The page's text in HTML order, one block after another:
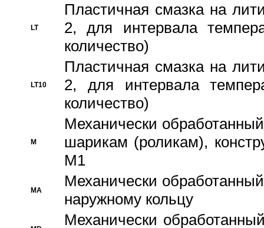
LT
Пластичная смазка на
2, для интервала
количество)
LT10
Пластичная смазка на
2, для интервала
количество)
M
Механически
шарикам (роликам),
M1
MA
Механически
наружному кольцу
Механически